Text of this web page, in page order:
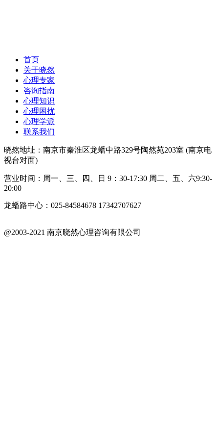
首页
关于晓然
心理专家
咨询指南
心理知识
心理困扰
心理学派
联系我们
晓然地址：南京市秦淮区龙蟠中路329号陶然苑203室 (南京电
视台对面)
营业时间：周一、三、四、日 9：30-17:30 周二、五、六9:30-
20:00
龙蟠路中心：025-84584678 17342707627
@2003-2021 南京晓然心理咨询有限公司